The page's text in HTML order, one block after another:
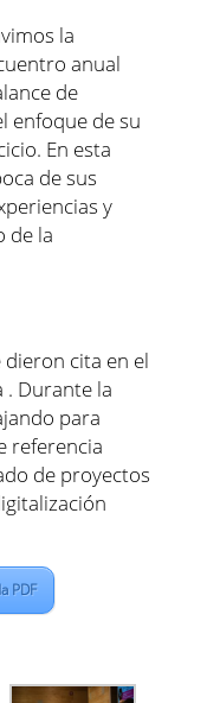
la
anual
de
enfoque de su
En esta
de sus
y
de la
cita en el
Durante la
para
referencia
de proyectos
PDF